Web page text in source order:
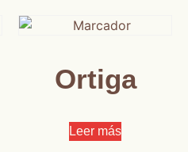
Ortiga
Leer más